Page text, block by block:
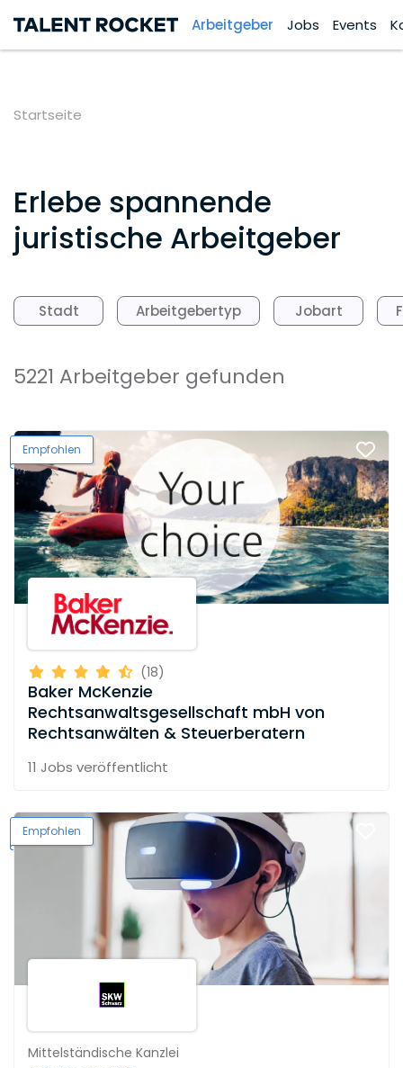
Arbeitgeber Jobs Events
Startseite
Erlebe spannende
juristische Arbeitgeber
Stadt Arbeitgebertyp Jobart
5221 Arbeitgeber gefunden
Empfohlen
(18)
Baker McKenzie
Rechtsanwaltsgesellschaft mbH von
Rechtsanwälten & Steuerberatern
11 Jobs veröffentlicht
Empfohlen
Mittelständische Kanzlei